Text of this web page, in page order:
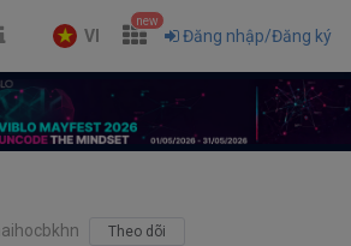
VI
new
Đăng nhập/Đăng ký
Theo dõi